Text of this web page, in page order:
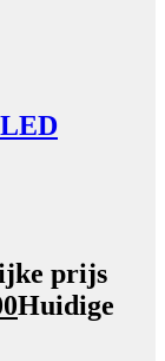
prijs
Huidige